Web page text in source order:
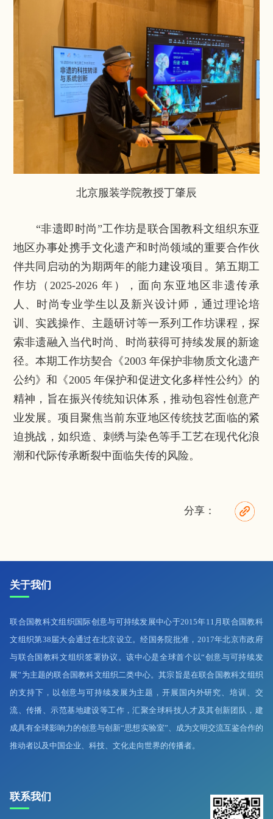
北京服装学院教授丁肇辰
“非遗即时尚”工作坊是联合国教科文组织东亚
地区办事处携手文化遗产和时尚领域的重要合作伙
伴共同启动的为期两年的能力建设项目。第五期工
作坊（2025-2026 年），面向东亚地区非遗传承
人、时尚专业学生以及新兴设计师，通过理论培
训、实践操作、主题研讨等一系列工作坊课程，探
索非遗融入当代时尚、时尚获得可持续发展的新途
径。本期工作坊契合《2003 年保护非物质文化遗产
公约》和《2005 年保护和促进文化多样性公约》的
精神，旨在振兴传统知识体系，推动包容性创意产
业发展。项目聚焦当前东亚地区传统技艺面临的紧
迫挑战，如织造、刺绣与染色等手工艺在现代化浪
潮和代际传承断裂中面临失传的风险。
分享：
关于我们
联合国教科文组织国际创意与可持续发展中心于2015年11月联合国教科
文组织第38届大会通过在北京设立。经国务院批准，2017年北京市政府
与联合国教科文组织签署协议。该中心是全球首个以“创意与可持续发
展”为主题的联合国教科文组织二类中心。其宗旨是在联合国教科文组织
的支持下，以创意与可持续发展为主题，开展国内外研究、培训、交
流、传播、示范基地建设等工作，汇聚全球科技人才及其创新团队，建
成具有全球影响力的创意与创新“思想实验室”、成为文明交流互鉴合作的
推动者以及中国企业、科技、文化走向世界的传播者。
联系我们